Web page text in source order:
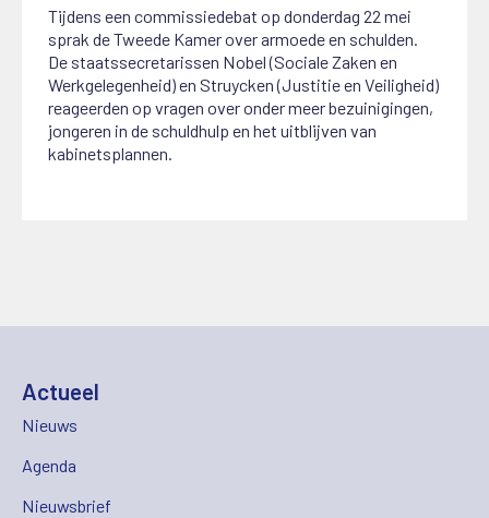
Tijdens een commissiedebat op donderdag 22 mei
sprak de Tweede Kamer over armoede en schulden.
De staatssecretarissen Nobel (Sociale Zaken en
Werkgelegenheid) en Struycken (Justitie en Veiligheid)
reageerden op vragen over onder meer bezuinigingen,
jongeren in de schuldhulp en het uitblijven van
kabinetsplannen.
Actueel
Nieuws
Agenda
Nieuwsbrief